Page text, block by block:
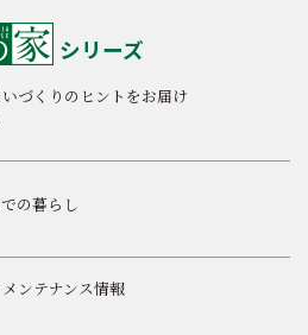
シリーズ
づくりのヒントをお届け
の暮らし
ンテナンス情報